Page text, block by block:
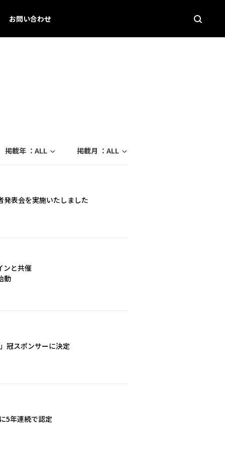
お問い合わせ
掲載年 ： ALL 掲載月 ： ALL
発表会を実施いたしました
ンと共催
動
冠スポンサーに決定
5年連続で認定